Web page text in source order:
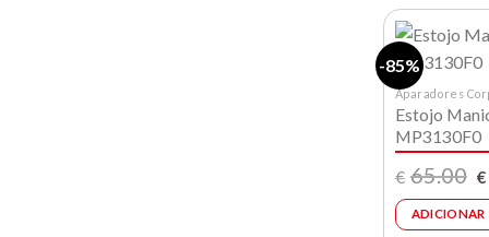
-85%
Aparadores
Estojo
MP3130F0
€ 65.00 O
€
ADICIONAR